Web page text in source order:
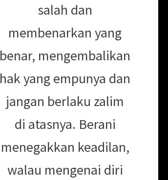
salah dan
membenarkan yang
benar, mengembalikan
hak yang empunya dan
jangan berlaku zalim
di atasnya. Berani
menegakkan keadilan,
walau mengenai diri